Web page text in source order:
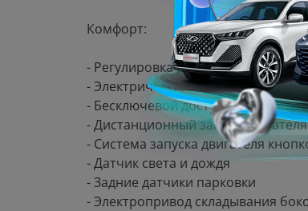
Комфорт:
- Регулировка рулевой колонки
- Электрический стояночный
- Бесключевой доступ со стороны
- Дистанционный запуск
- Система запуска двигателя
- Датчик света и дождя
- Задние датчики парковки
- Электропривод складывания